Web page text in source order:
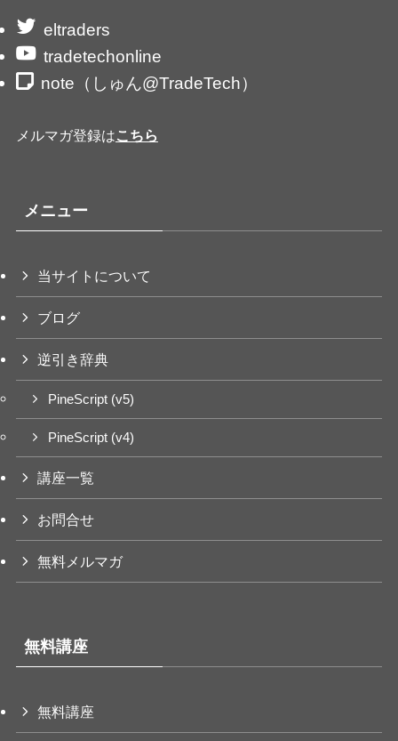
eltraders
tradetechonline
note（しゅん@TradeTech）
メルマガ登録はこちら
メニュー
当サイトについて
ブログ
逆引き辞典
PineScript (v5)
PineScript (v4)
講座一覧
お問合せ
無料メルマガ
無料講座
無料講座